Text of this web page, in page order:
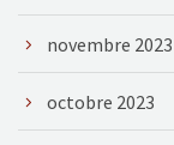
novembre 2023
octobre 2023